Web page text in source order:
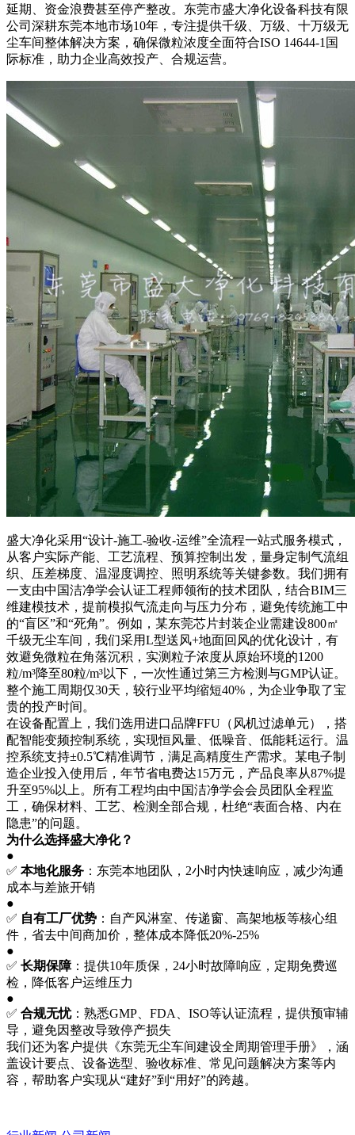
延期、资金浪费甚至停产整改。东莞市盛大净化设备科技有限
公司深耕东莞本地市场10年，专注提供千级、万级、十万级无
尘车间整体解决方案，确保微粒浓度全面符合ISO 14644-1国
际标准，助力企业高效投产、合规运营。
盛大净化采用“设计-施工-验收-运维”全流程一站式服务模式，
从客户实际产能、工艺流程、预算控制出发，量身定制气流组
织、压差梯度、温湿度调控、照明系统等关键参数。我们拥有
一支由中国洁净学会认证工程师领衔的技术团队，结合BIM三
维建模技术，提前模拟气流走向与压力分布，避免传统施工中
的“盲区”和“死角”。例如，某东莞芯片封装企业需建设800㎡
千级无尘车间，我们采用L型送风+地面回风的优化设计，有
效避免微粒在角落沉积，实测粒子浓度从原始环境的1200
粒/m³降至80粒/m³以下，一次性通过第三方检测与GMP认证。
整个施工周期仅30天，较行业平均缩短40%，为企业争取了宝
贵的投产时间。
在设备配置上，我们选用进口品牌FFU（风机过滤单元），搭
配智能变频控制系统，实现恒风量、低噪音、低能耗运行。温
控系统支持±0.5℃精准调节，满足高精度生产需求。某电子制
造企业投入使用后，年节省电费达15万元，产品良率从87%提
升至95%以上。所有工程均由中国洁净学会会员团队全程监
工，确保材料、工艺、检测全部合规，杜绝“表面合格、内在
隐患”的问题。
为什么选择盛大净化？
●
✅ 本地化服务 ：东莞本地团队，2小时内快速响应，减少沟通
成本与差旅开销
●
✅ 自有工厂优势 ：自产风淋室、传递窗、高架地板等核心组
件，省去中间商加价，整体成本降低20%-25%
●
✅ 长期保障：提供10年质保，24小时故障响应，定期免费巡
检，降低客户运维压力
●
✅ 合规无忧：熟悉GMP、FDA、ISO等认证流程，提供预审辅
导，避免因整改导致停产损失
我们还为客户提供《东莞无尘车间建设全周期管理手册》，涵
盖设计要点、设备选型、验收标准、常见问题解决方案等内
容，帮助客户实现从“建好”到“用好”的跨越。